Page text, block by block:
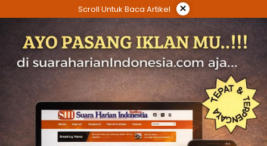
ke
Scroll Untuk Baca Artikel ×